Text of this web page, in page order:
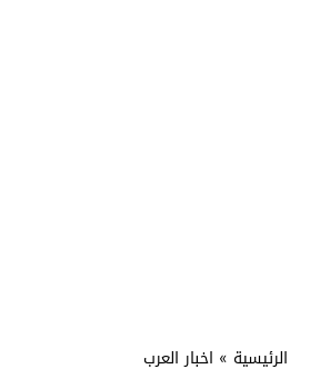
الرئيسية » اخبار العرب